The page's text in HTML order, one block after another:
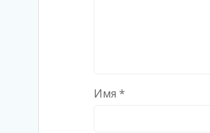
Имя *